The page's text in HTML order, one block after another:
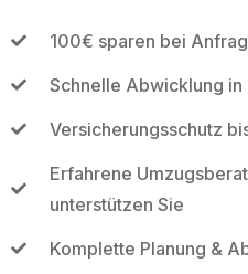
100€ sparen bei
Schnelle Abwicklung in
Versicherungsschutz
Erfahrene
unterstützen Sie
Komplette Planung &